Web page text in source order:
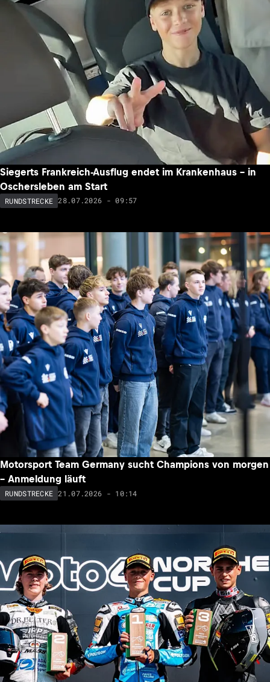
Siegerts Frankreich-Ausflug endet im Krankenhaus – in
Oschersleben am Start
RUNDSTRECKE 28.07.2026 - 09:57
Motorsport Team Germany sucht Champions von morgen
– Anmeldung läuft
RUNDSTRECKE 21.07.2026 - 10:14